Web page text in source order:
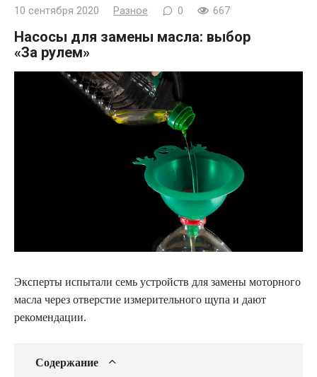
10 сентября 2020 Разное 0 667
Насосы для замены масла: выбор
«За рулем»
Эксперты испытали семь устройств для замены моторного
масла через отверстие измерительного щупа и дают
рекомендации.
Содержание